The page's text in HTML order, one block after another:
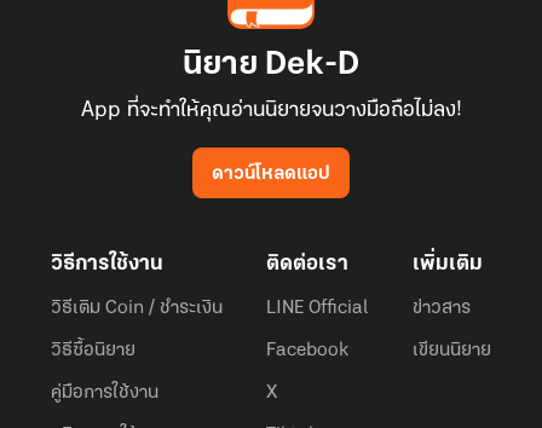
นิยาย Dek-D
App ที่จะทำให้คุณอ่านนิยายจนวางมือถือไม่ลง!
ดาวน์โหลดแอป
วิธีการใช้งาน
วิธีเติม Coin / ชำระเงิน
วิธีซื้อนิยาย
คู่มือการใช้งาน
ติดต่อเรา
LINE Official
Facebook
X
เพิ่มเติม
ข่าวสาร
เขียนนิยาย